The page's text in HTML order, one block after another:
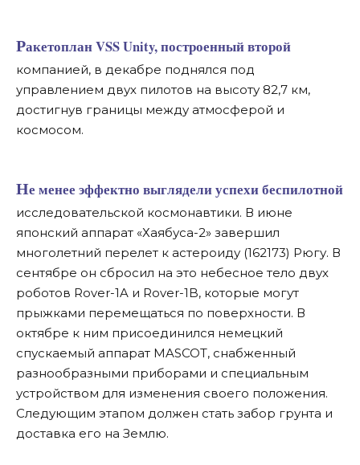
Ракетоплан VSS Unity, построенный второй
компанией, в декабре поднялся под
управлением двух пилотов на высоту 82,7 км,
достигнув границы между атмосферой и
космосом.
Не менее эффектно выглядели успехи беспилотной
исследовательской космонавтики. В июне
японский аппарат «Хаябуса-2» завершил
многолетний перелет к астероиду (162173) Рюгу. В
сентябре он сбросил на это небесное тело двух
роботов Rover-1A и Rover-1B, которые могут
прыжками перемещаться по поверхности. В
октябре к ним присоединился немецкий
спускаемый аппарат MASCOT, снабженный
разнообразными приборами и специальным
устройством для изменения своего положения.
Следующим этапом должен стать забор грунта и
доставка его на Землю.